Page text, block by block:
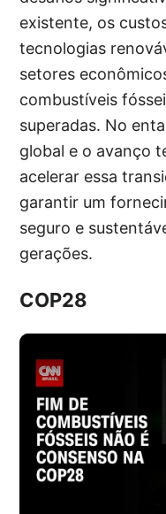
existente, os
tecnologias
setores
combustíveis
superadas. No
global e o avanço
acelerar essa
garantir um
seguro e
gerações.
COP28